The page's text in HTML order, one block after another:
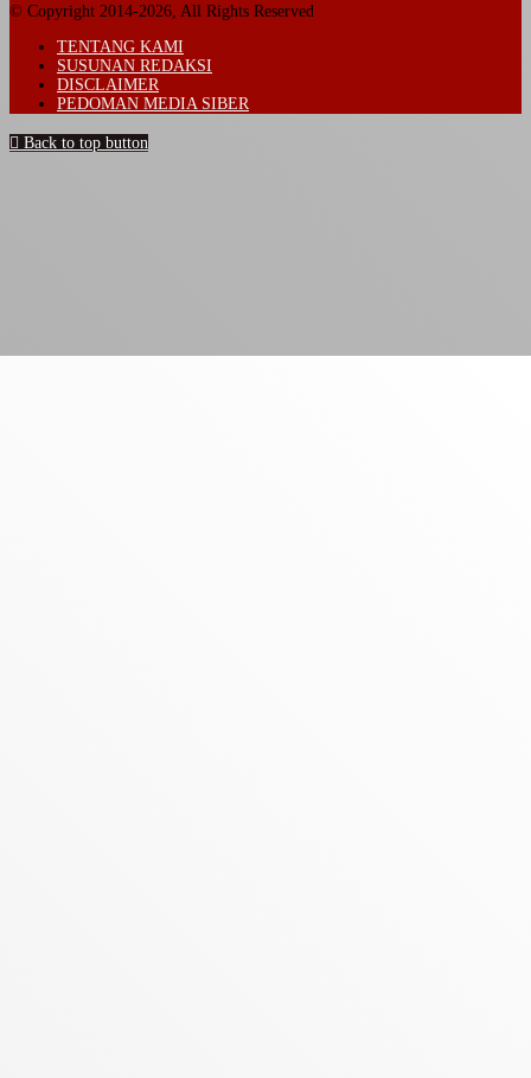
© Copyright 2014-2026, All Rights Reserved
TENTANG KAMI
SUSUNAN REDAKSI
DISCLAIMER
PEDOMAN MEDIA SIBER
Back to top button